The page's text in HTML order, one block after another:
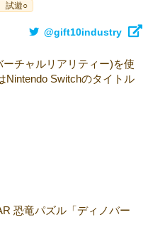
試遊○
@gift10industry
チャルリアリティー)を使
Nintendo Switchのタイトル
恐竜パズル「ディノバー